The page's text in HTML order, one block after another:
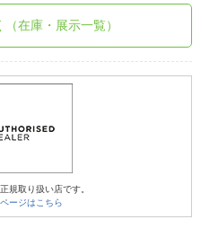
在庫・展示一覧）
規取り扱い店です。
ージはこちら